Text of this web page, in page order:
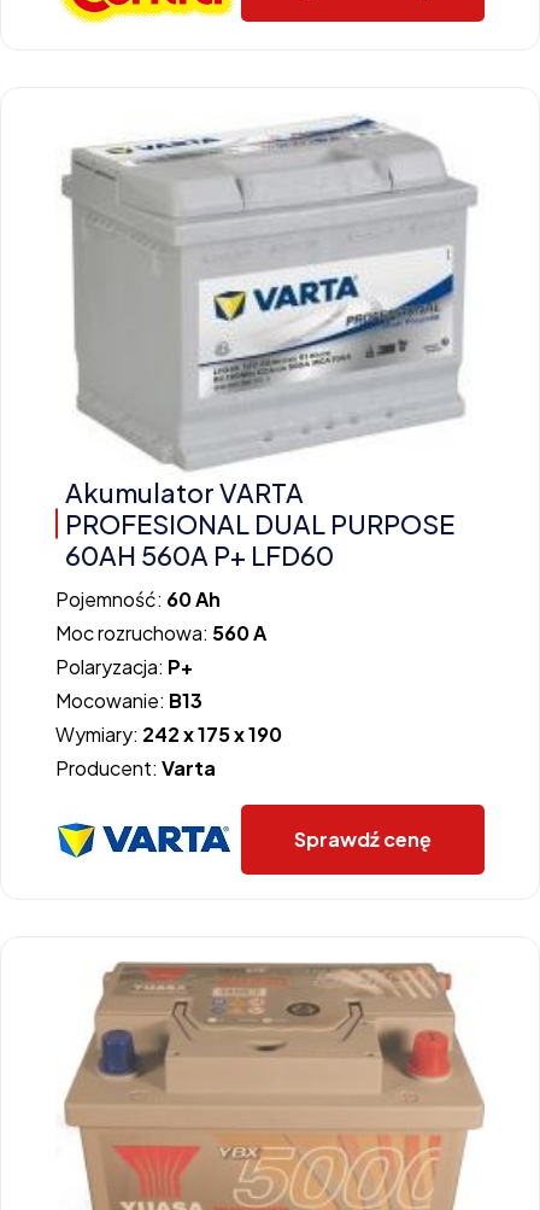
Akumulator VARTA
PROFESIONAL DUAL PURPOSE
60AH 560A P+ LFD60
Pojemność: 60 Ah
Moc rozruchowa: 560 A
Polaryzacja: P+
Mocowanie: B13
Wymiary: 242 x 175 x 190
Producent: Varta
Sprawdź cenę